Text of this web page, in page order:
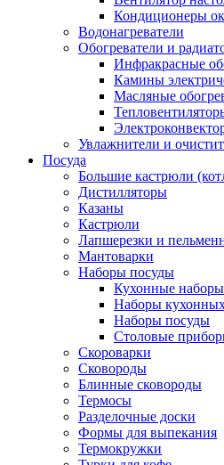
Кондиционеры
Водонагреватели
Обогреватели и
Инфракрасные
Камины
Масляные
Увлажнители и
Посуда
Большие кастрюли
Дистилляторы
Казаны
Кастрюли
Лапшерезки и
Мантоварки
Наборы посуды
Кухонные наборы
Наборы
Наборы посуды
Столовые
Скороварки
Сковороды
Блинные сковороды
Термосы
Разделочные доски
Формы для выпекания
Термокружки